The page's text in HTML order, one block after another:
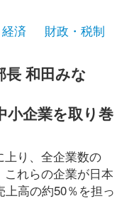
経済
財政・税制
長 和田みな
企業を取り巻
上り、全企業数の
れらの企業が日本
高の約50％を担っ